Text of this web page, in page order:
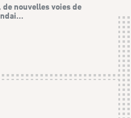
de nouvelles voies de